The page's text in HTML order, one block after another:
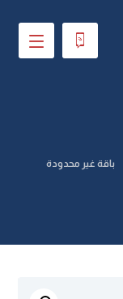
باقة غير محدودة